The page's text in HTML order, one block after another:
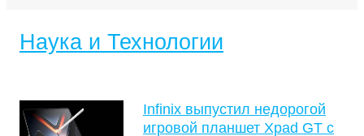
Наука и Технологии
Infinix выпустил недорогой
игровой планшет Xpad GT с